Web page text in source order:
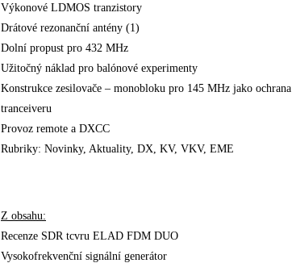
Výkonové LDMOS tranzistory
Drátové rezonanční antény (1)
Dolní propust pro 432 MHz
Užitočný náklad pro balónové experimenty
Konstrukce zesilovače – monobloku pro 145 MHz jako ochrana
tranceiveru
Provoz remote a DXCC
Rubriky: Novinky, Aktuality, DX, KV, VKV, EME
Z obsahu:
Recenze SDR tcvru ELAD FDM DUO
Vysokofrekvenční signální generátor